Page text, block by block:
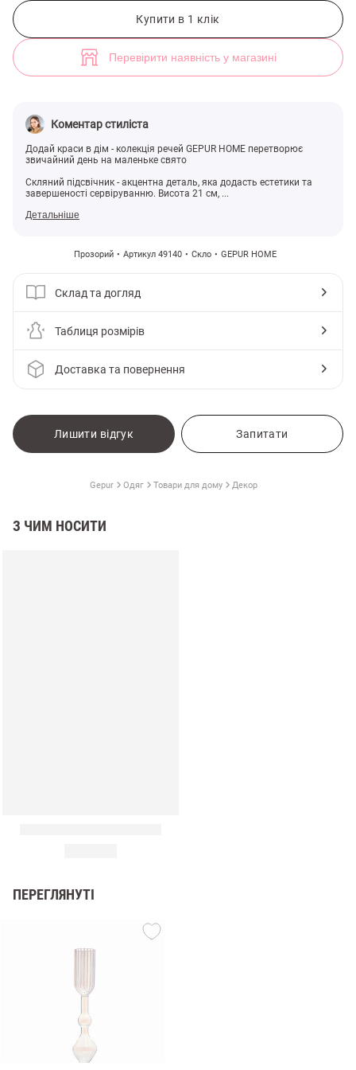
Купити в 1 клік
Перевірити наявність у магазині
Коментар стиліста
Додай краси в дім - колекція речей GEPUR HOME перетворює
звичайний день на маленьке свято
Скляний підсвічник - акцентна деталь, яка додасть естетики та
завершеності сервіруванню. Висота 21 см, ...
Детальніше
Прозорий Артикул 49140 Скло GEPUR HOME
Склад та догляд
Таблиця розмірів
Доставка та повернення
Лишити відгук Запитати
Gepur Одяг Товари для дому Декор
З ЧИМ НОСИТИ
ПЕРЕГЛЯНУТІ
Скляний підсвічник на ніжці (арт. 49140) ♡ інтернет-магазин Gepur